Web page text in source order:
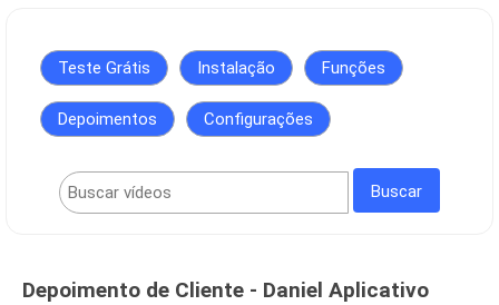
Teste Grátis Instalação Funções
Depoimentos Configurações
Depoimento de Cliente - Daniel Aplicativo